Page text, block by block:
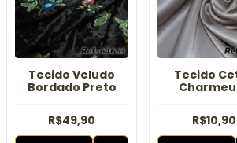
Tecido Veludo
Bordado Preto
R$49,90
Tecido
R$10,90